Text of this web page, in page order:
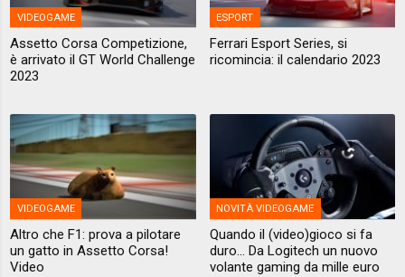
VIDEOGAME
Assetto Corsa Competizione,
è arrivato il GT World Challenge
2023
ESPORT
Ferrari Esport Series, si
ricomincia: il calendario 2023
VIDEOGAME
Altro che F1: prova a pilotare
un gatto in Assetto Corsa!
Video
NOVITÀ VIDEOGAME
Quando il (video)gioco si fa
duro... Da Logitech un nuovo
volante gaming da mille euro